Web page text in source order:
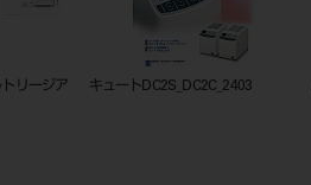
リージア
キュートDC2S_DC2C_2403